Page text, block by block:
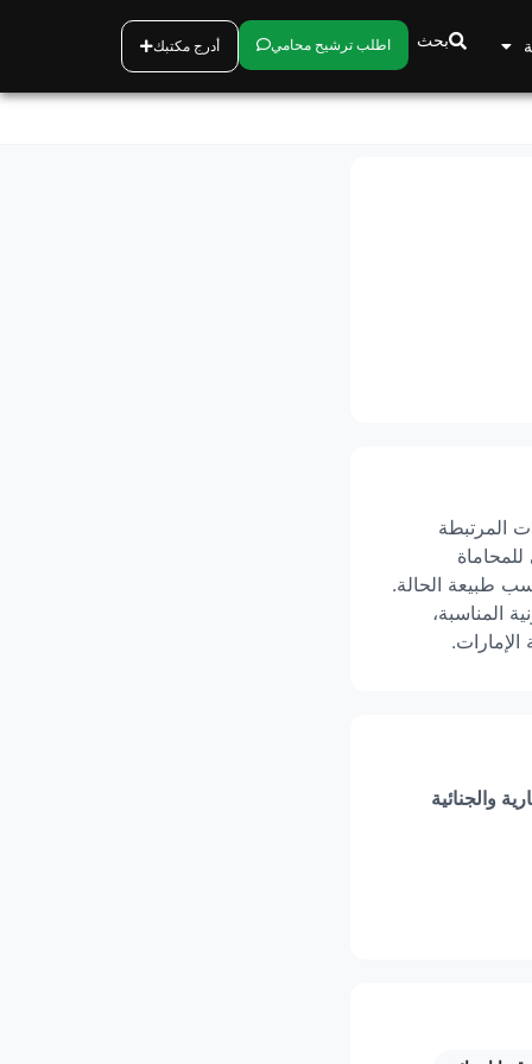
بحث اطلب ترشيح محامي أدرج مكتبك
المرتبطة
طبيعة الحالة.
المناسبة،
والجنائية